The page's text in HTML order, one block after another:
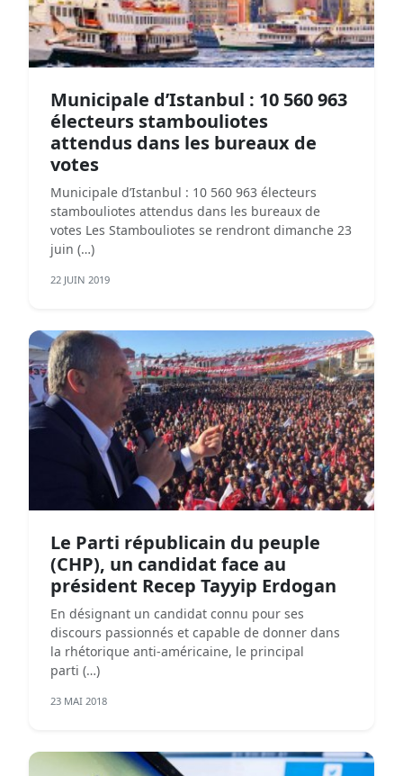
Municipale d’Istanbul : 10 560 963
électeurs stambouliotes
attendus dans les bureaux de
votes
Municipale d’Istanbul : 10 560 963 électeurs
stambouliotes attendus dans les bureaux de
votes Les Stambouliotes se rendront dimanche 23
juin (…)
22 JUIN 2019
Le Parti républicain du peuple
(CHP), un candidat face au
président Recep Tayyip Erdogan
En désignant un candidat connu pour ses
discours passionnés et capable de donner dans
la rhétorique anti-américaine, le principal
parti (…)
23 MAI 2018